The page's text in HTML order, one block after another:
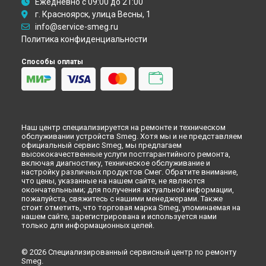
Замена шнура питания морозильной камеры Smeg в
Омске
Замена шнура питания морозильной камеры Smeg в
Замена шнура питания морозильной камеры Smeg в
Замена шнура питания морозильной камеры Smeg в
Замена шнура питания морозильной камеры Smeg в
Оренбурге
Замена шнура питания морозильной камеры Smeg в
Кемерово
Замена шнура питания морозильной камеры Smeg в
Новокузнецке
Замена шнура питания морозильной камеры Smeg в
Рязани
Замена шнура питания морозильной камеры Smeg в
Замена шнура питания морозильной камеры Smeg в
Набережных Челнах
г. Красноярск, улица Весны, 1
info@service-smeg.ru
Политика конфиденциальности
Способы оплаты
Наш центр специализируется на ремонте и техническом
обслуживании устройств Smeg. Хотя мы и не представляем
официальный сервис Smeg, мы предлагаем
высококачественные услуги постгарантийного ремонта,
включая диагностику, техническое обслуживание и
настройку различных продуктов Смег. Обратите внимание,
что цены, указанные на нашем сайте, не являются
окончательными; для получения актуальной информации,
пожалуйста, свяжитесь с нашими менеджерами. Также
стоит отметить, что торговая марка Smeg, упоминаемая на
нашем сайте, зарегистрирована и используется нами
только для информационных целей.
© 2026 Специализированный сервисный центр по ремонту
Smeg.